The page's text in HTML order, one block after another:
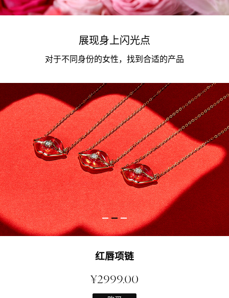
展现身上闪光点
对于不同身份的女性，找到合适的产品
经典牛头项链
¥1798.00